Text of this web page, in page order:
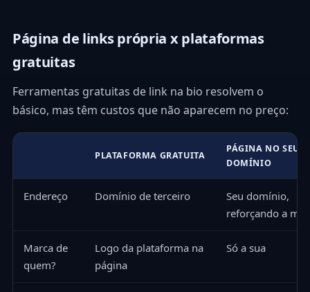
Página de links própria x plataformas
gratuitas
Ferramentas gratuitas de link na bio resolvem o
básico, mas têm custos que não aparecem no preço:
PLATAFORMA GRATUITA
PÁGINA NO SEU
DOMÍNIO
Endereço Domínio de terceiro
Seu domínio,
reforçando a
Marca de
quem?
Logo da plataforma na
página
Só a sua